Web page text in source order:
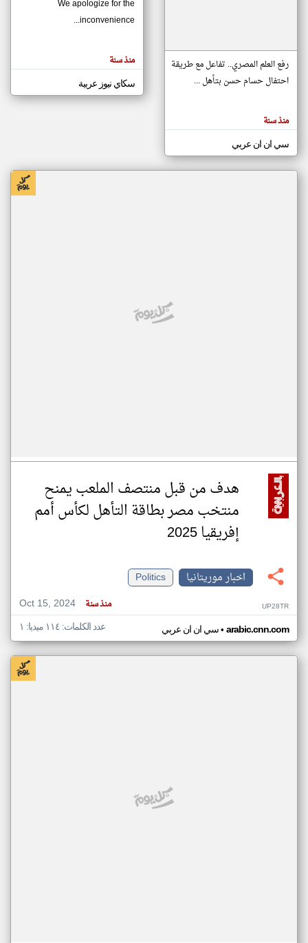
مصادر الأخبار من موريتانيا
اخبار موريتانيا على مدار الساعة
أهم اخبار موريتانيا العاجلة والمباشرة
المقالات
الموجوده
هنا عن
رفع العلم المصري.. تفاعل مع طريقة
احتفال حسام حسن بتأهل ...
منذ سنة
سي ان ان عربي
We apologize for the
inconvenience...
منذ سنة
سكاي نيوز عربية
هدف من قبل منتصف الملعب يمنح
منتخب مصر بطاقة التأهل لكأس أمم
إفريقيا 2025
اخبار موريتانيا
Politics
Oct 15, 2024
منذ سنة UP28TR
سي ان ان عربي• arabic.cnn.com عدد الكلمات: ١١٤ ميديا: ١
klyoum.com